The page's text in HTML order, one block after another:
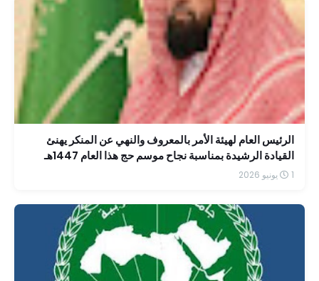
الرئيس العام لهيئة الأمر بالمعروف والنهي عن المنكر يهنئ
القيادة الرشيدة بمناسبة نجاح موسم حج هذا العام 1447هـ
1 يونيو 2026